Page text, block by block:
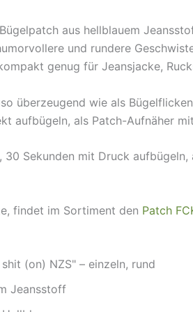
aus hellblauem
und rundere
genug für Jeansjacke,
überzeugend wie als
aufbügeln, als Patch-Aufnäher
Sekunden mit Druck
findet im Sortiment den Patch
(on) NZS" – einzeln, rund
Jeansstoff